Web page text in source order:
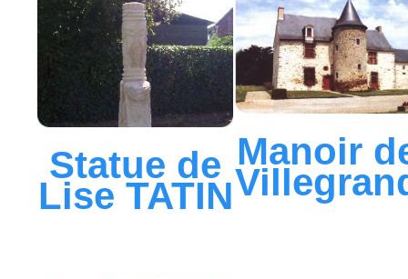
Statue de
Lise TATIN
Manoir